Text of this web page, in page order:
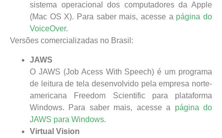
sistema operacional dos computadores da Apple
(Mac OS X). Para saber mais, acesse a página do
VoiceOver.
Versões comercializadas no Brasil:
JAWS
O JAWS (Job Acess With Speech) é um programa
de leitura de tela desenvolvido pela empresa norte-
americana Freedom Scientific para plataforma
Windows. Para saber mais, acesse a página do
JAWS para Windows.
Virtual Vision